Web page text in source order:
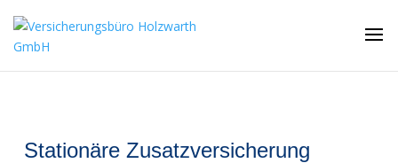
Stationäre Zusatzversicherung